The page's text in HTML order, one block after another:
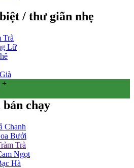
/ thư giãn nhẹ
Trà
Lữ
+
bán chạy
Chanh
Bưởi
Trà
Ngọt
Hà